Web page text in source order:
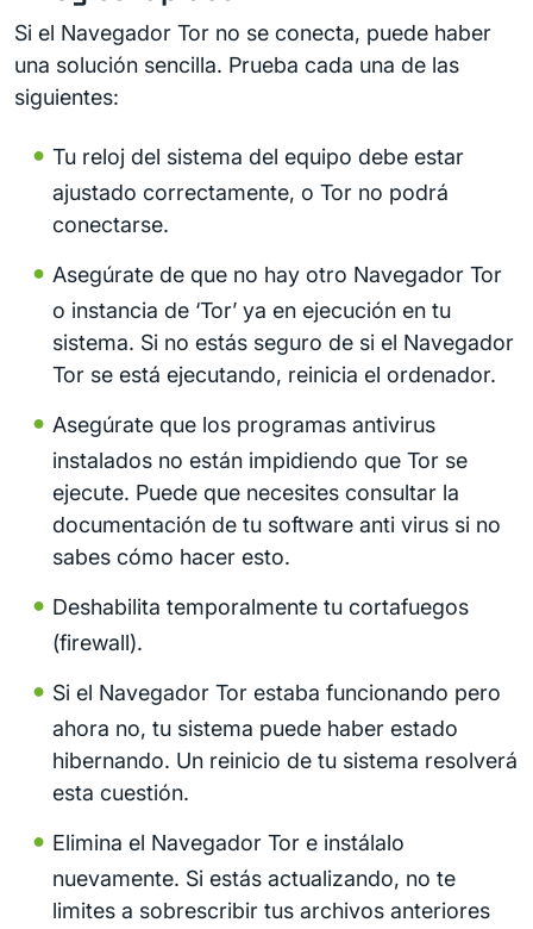
Si el Navegador Tor no se conecta, puede haber
una solución sencilla. Prueba cada una de las
siguientes:
Tu reloj del sistema del equipo debe estar
ajustado correctamente, o Tor no podrá
conectarse.
Asegúrate de que no hay otro Navegador Tor
o instancia de ‘Tor’ ya en ejecución en tu
sistema. Si no estás seguro de si el Navegador
Tor se está ejecutando, reinicia el ordenador.
Asegúrate que los programas antivirus
instalados no están impidiendo que Tor se
ejecute. Puede que necesites consultar la
documentación de tu software anti virus si no
sabes cómo hacer esto.
Deshabilita temporalmente tu cortafuegos
(firewall).
Si el Navegador Tor estaba funcionando pero
ahora no, tu sistema puede haber estado
hibernando. Un reinicio de tu sistema resolverá
esta cuestión.
Elimina el Navegador Tor e instálalo
nuevamente. Si estás actualizando, no te
limites a sobrescribir tus archivos anteriores